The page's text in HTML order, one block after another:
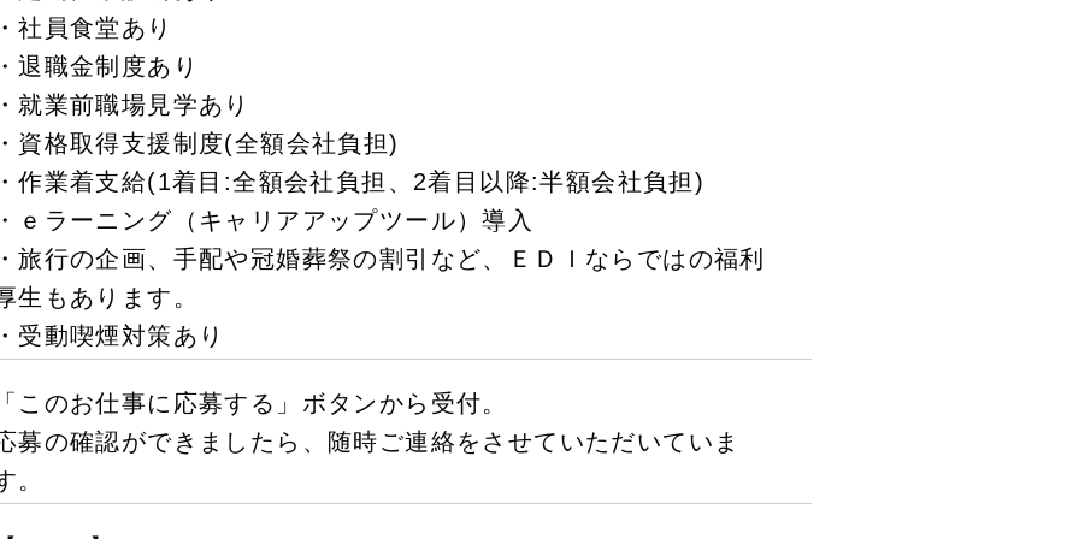
・社員食堂あり
・退職金制度あり
・就業前職場見学あり
・資格取得支援制度(全額会社負担)
・作業着支給(1着目:全額会社負担、2着目以降:半額会社負担)
・ｅラーニング（キャリアアップツール）導入
・旅行の企画、手配や冠婚葬祭の割引など、ＥＤＩならではの福利
生もあります。
・受動喫煙対策あり
「このお仕事に応募する」ボタンから受付。
募の確認ができましたら、随時ご連絡をさせていただいていま
。